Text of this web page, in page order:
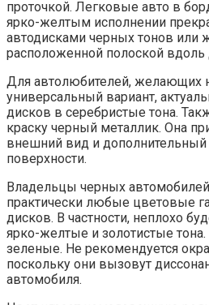
проточкой. Легковые авто в
ярко-желтым исполнении
автодисками черных тонов или
расположенной полоской вдоль
Для автолюбителей, желающих
универсальный вариант,
дисков в серебристые тона.
краску черный металлик. Она
внешний вид и дополнительный
поверхности.
Владельцы черных
практически любые цветовые
дисков. В частности, неплохо
ярко-желтые и золотистые
зеленые. Не рекомендуется
поскольку они вызовут
автомобиля.